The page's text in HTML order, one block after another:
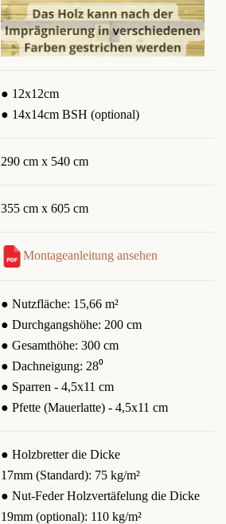
● 12x12cm
● 14x14cm BSH (optional)
290 cm x 540 cm
355 cm x 605 cm
Montageanleitung ansehen
● Nutzfläche: 15,66 m²
● Durchgangshöhe: 200 cm
● Gesamthöhe: 300 cm
● Dachneigung: 28⁰
● Sparren - 4,5x11 cm
● Pfette (Mauerlatte) - 4,5x11 cm
● Holzbretter die Dicke
17mm (Standard): 75 kg/m²
● Nut-Feder Holzvertäfelung die Dicke
19mm (optional): 110 kg/m²